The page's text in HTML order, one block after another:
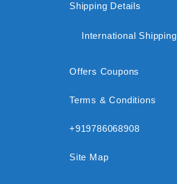
Shipping Details
International Shipping
Offers Coupons
Terms & Conditions
+919786068908
Site Map